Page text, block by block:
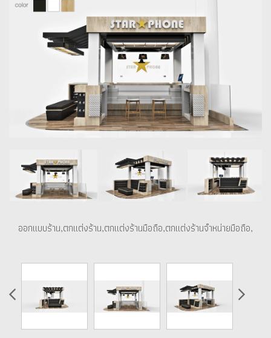
ออกแบบร้าน,ตกแต่งร้าน,ตกแต่งร้านมือถือ,ตกแต่งร้านจำหน่ายมือถือ,